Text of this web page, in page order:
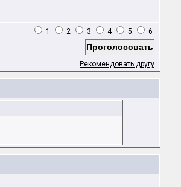
1 2 3 4 5 6
Рекомендовать другу